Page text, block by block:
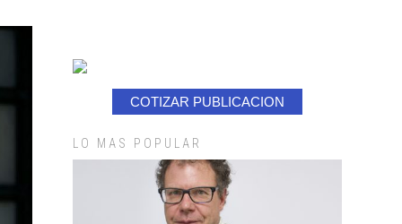
COTIZAR PUBLICACION
LO MAS POPULAR